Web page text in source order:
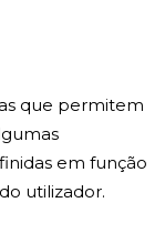
que permitem
em função
utilizador.